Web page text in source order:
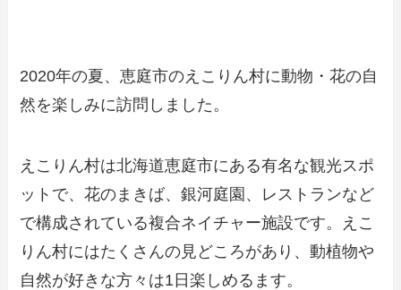
2020年の夏、恵庭市のえこりん村に動物・花の自
然を楽しみに訪問しました。
えこりん村は北海道恵庭市にある有名な観光スポ
ットで、花のまきば、銀河庭園、レストランなど
で構成されている複合ネイチャー施設です。えこ
りん村にはたくさんの見どころがあり、動植物や
自然が好きな方々は1日楽しめるます。